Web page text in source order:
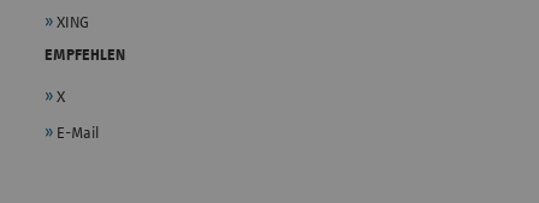
XING
EMPFEHLEN
X
E-Mail